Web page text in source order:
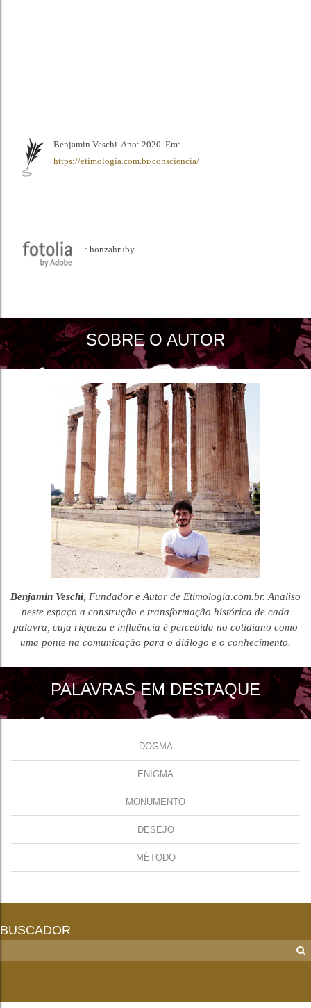
Benjamin Veschi. Ano: 2020. Em:
https://etimologia.com.br/consciencia/
: honzahruby
SOBRE O AUTOR
Benjamin Veschi , Fundador e Autor de Etimologia.com.br. Analiso
neste espaço a construção e transformação histórica de cada
palavra, cuja riqueza e influência é percebida no cotidiano como
uma ponte na comunicação para o diálogo e o conhecimento.
PALAVRAS EM DESTAQUE
DOGMA
ENIGMA
MONUMENTO
DESEJO
MÉTODO
BUSCADOR